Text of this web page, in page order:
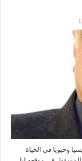
وحيويا في الحياة